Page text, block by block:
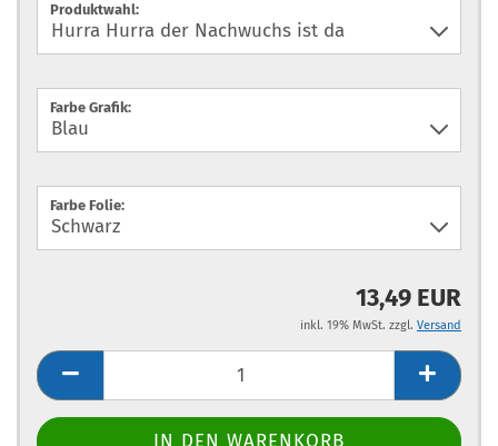
Produktwahl:
Farbe Grafik:
Farbe Folie:
13,49 EUR
inkl. 19% MwSt. zzgl. Versand